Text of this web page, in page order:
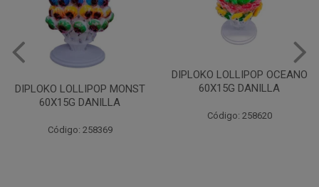
DIPLOKO LOLLIPOP MONST
60X15G DANILLA
Código: 258369
DIPLOKO LOLLIPOP OCEANO
60X15G DANILLA
Código: 258620